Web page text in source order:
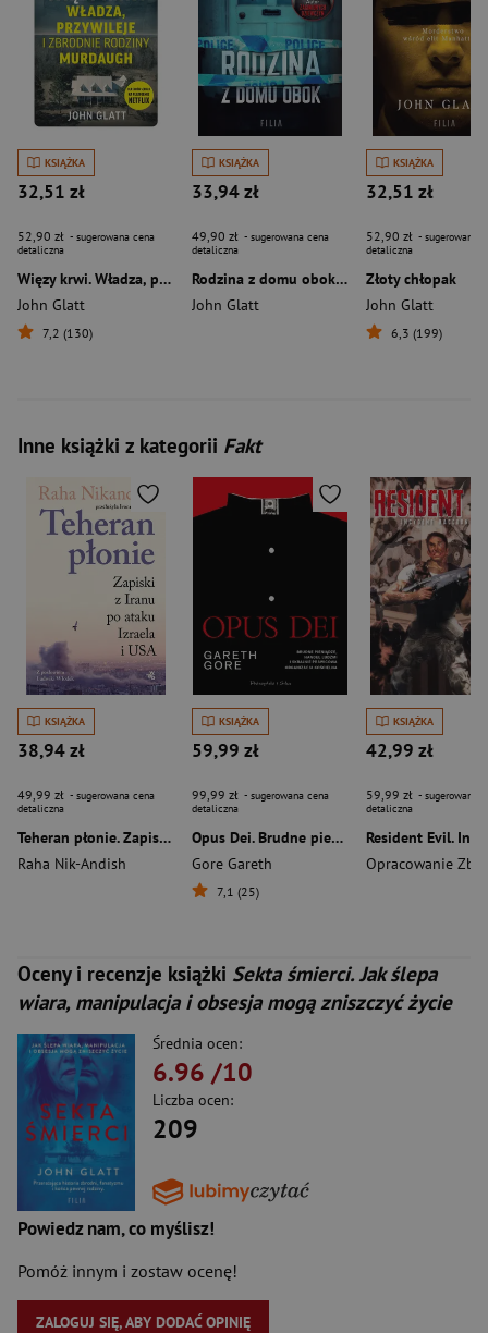
KSIĄŻKA
32,51 zł
52,90 zł - sugerowana cena
detaliczna
Więzy krwi. Władza, przywileje i zbrodnie rodziny Murdaugh
John Glatt
7,2 (130)
KSIĄŻKA
33,94 zł
49,90 zł - sugerowana cena
detaliczna
Rodzina z domu obok wyd. 2025
John Glatt
KSIĄŻKA
32,51 zł
52,90 zł - sugerowana
detaliczna
Złoty chłopak
John Glatt
6,3 (199)
Inne książki z kategorii Fakt
KSIĄŻKA
38,94 zł
49,99 zł - sugerowana cena
detaliczna
Teheran płonie. Zapiski z Iranu po ataku Izraela i USA
Raha Nik-Andish
KSIĄŻKA
59,99 zł
99,99 zł - sugerowana cena
detaliczna
Opus Dei. Brudne pieniądze, handel ludźmi i skrajnie prawicowa organizacja kościelna
Gore Gareth
7,1 (25)
KSIĄŻKA
42,99 zł
59,99 zł - sugerowana
detaliczna
Opracowanie
Oceny i recenzje książki Sekta śmierci. Jak ślepa
wiara, manipulacja i obsesja mogą zniszczyć życie
Średnia ocen:
6.96 /10
Liczba ocen:
209
Powiedz nam, co myślisz!
Pomóż innym i zostaw ocenę!
ZALOGUJ SIĘ, ABY DODAĆ OPINIĘ